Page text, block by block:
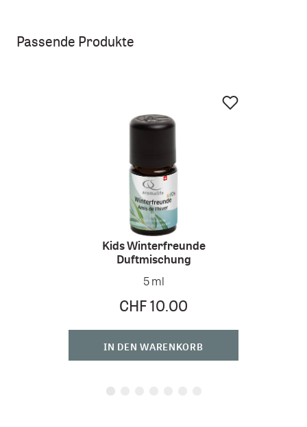
Passende Produkte
Kids Winterfreunde
Duftmischung
5 ml
CHF 10.00
IN DEN WARENKORB